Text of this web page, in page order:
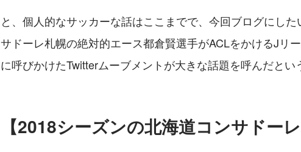
と、個人的なサッカーな話はここまでで、今回ブログにし
サドーレ札幌の絶対的エース都倉賢選手がACLをかけるJリ
に呼びかけたTwitterムーブメントが大きな話題を呼んだとい
【2018シーズンの北海道コンサドー